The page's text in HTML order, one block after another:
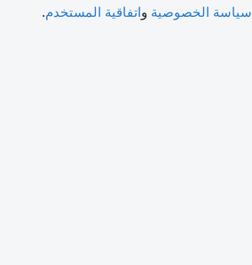
سياسة الخصوصية واتفاقية المستخدم.